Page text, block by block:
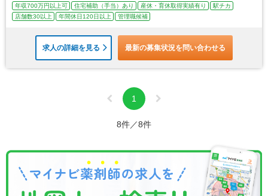
年収700万円以上可 住宅補助（手当）あり 産休・育休取得実績有り
駅チカ
店舗数30以上
年間休日120日以上 管理職候補
求人の詳細を見る 最新の募集状況を問い合わせる
1
8件／8件